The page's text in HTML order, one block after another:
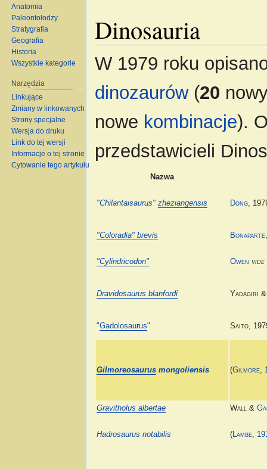
Dinosauria
W 1979 roku
dinozaurów(20
nowe kombinacje).
przedstawicieli
Nazwa
"Chilantaisaurus"zheziangensis Dong,
"Coloradia" brevis Bonaparte
"Cylindricodon" Owen vide
Dravidosaurus blanfordi Yadagiri &
"Gadolosaurus" Saito,
Gilmoreosaurus mongoliensis (Gilmore,
Gravitholus albertae Wall &
Hadrosaurus notabilis (Lambe,
Anatomia
Paleontolodzy
Stratygrafia
Geografia
Historia
Wszystkie kategorie
Narzędzia
Linkujące
Zmiany w linkowanych
Strony specjalne
Wersja do druku
Link do tej wersji
Informacje o tej stronie
Cytowanie tego artykułu